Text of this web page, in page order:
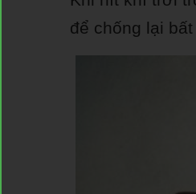
để chống lại